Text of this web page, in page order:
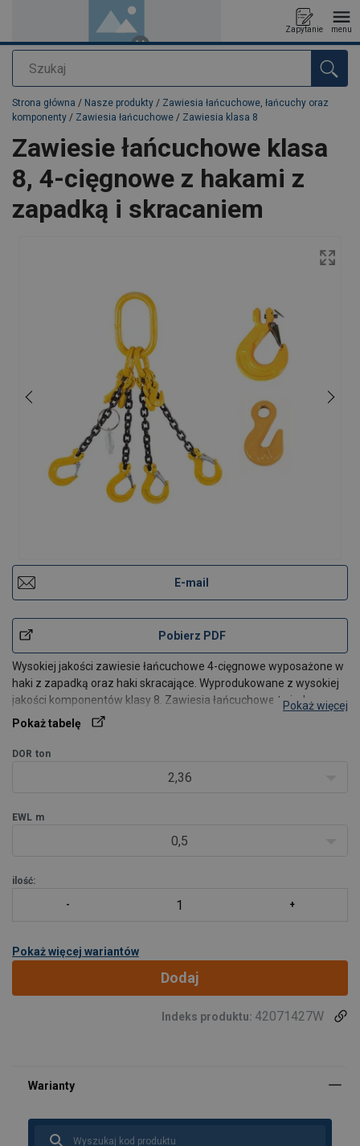
Szukaj
Zapytanie menu
Dodano do zapytania
Strona główna / Nasze produkty / Zawiesia łańcuchowe, łańcuchy oraz
komponenty / Zawiesia łańcuchowe / Zawiesia klasa 8
Zawiesie łańcuchowe klasa
8, 4-cięgnowe z hakami z
zapadką i skracaniem
E-mail
Pobierz PDF
Wysokiej jakości zawiesie łańcuchowe 4-cięgnowe wyposażone w
haki z zapadką oraz haki skracające. Wyprodukowane z wysokiej
jakości komponentów klasy 8. Zawiesia łańcuchowe to jeden z
najpopularniejszych narzędzi pozwalających na podnoszenia
ładunków w różnych branżach przemysłu. S
Pokaż więcej
Pokaż tabelę
DOR ton
2,36
EWL m
0,5
ilość:
Pokaż więcej wariantów
Dodaj
Indeks produktu: 42071427W